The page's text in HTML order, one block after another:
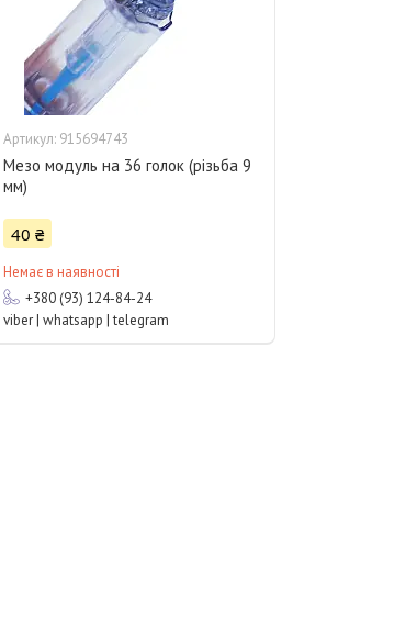
915694743
Мезо модуль на 36 голок (різьба 9
мм)
40 ₴
Немає в наявності
+380 (93) 124-84-24
viber | whatsapp | telegram